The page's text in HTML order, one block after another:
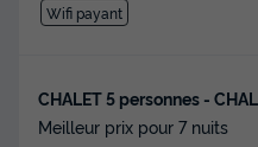
Wifi payant
CHALET 5 personnes -
Meilleur prix pour 7 nuits